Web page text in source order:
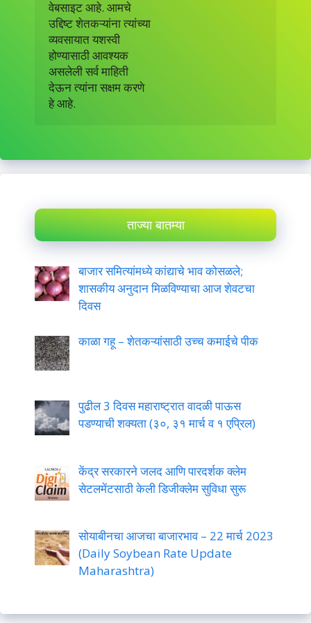
वेबसाइट आहे. आमचे
उद्दिष्ट शेतकऱ्यांना त्यांच्या
व्यवसायात यशस्वी
होण्यासाठी आवश्यक
असलेली सर्व माहिती
देऊन त्यांना सक्षम करणे
हे आहे.
ताज्या बातम्या
बाजार समित्यांमध्ये कांद्याचे भाव कोसळले;
शासकीय अनुदान मिळविण्याचा आज शेवटचा
दिवस
काळा गहू – शेतकऱ्यांसाठी उच्च कमाईचे पीक
पुढील 3 दिवस महाराष्ट्रात वादळी पाऊस
पडण्याची शक्यता (३०, ३१ मार्च व १ एप्रिल)
केंद्र सरकारने जलद आणि पारदर्शक क्लेम
सेटलमेंटसाठी केली डिजीक्लेम सुविधा सुरू
सोयाबीनचा आजचा बाजारभाव – 22 मार्च 2023
(Daily Soybean Rate Update
Maharashtra)